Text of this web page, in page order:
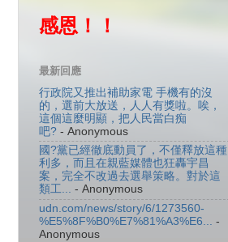
感恩！！
最新回應
行政院又推出補助家電 手機有的沒
的，選前大放送，人人有獎啦。唉，
這個這麼明顯，把人民當白痴
吧? - Anonymous
國?黨已經徹底動員了，不僅釋放這種
利多，而且在親藍媒體也狂轟宇昌
案，完全不改過去選舉策略。對於這
類工... - Anonymous
udn.com/news/story/6/1273560-
%E5%8F%B0%E7%81%A3%E6... -
Anonymous